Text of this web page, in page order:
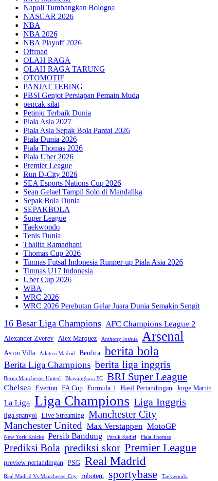
Napoli Tumbangkan Bologna
NASCAR 2026
NBA
NBA 2026
NBA Playoff 2026
Offroad
OLAH RAGA
OLAH RAGA TARUNG
OTOMOTIF
PANJAT TEBING
PBSI Genjot Persiapan Pemain Muda
pencak silat
Petinju Terbaik Dunia
Piala Asia 2027
Piala Asia Sepak Bola Pantai 2026
Piala Dunia 2026
Piala Thomas 2026
Piala Uber 2026
Premier League
Run D-City 2026
SEA Esports Nations Cup 2026
Sean Gelael Tampil Solo di Mandalika
Sepak Bola Dunia
SEPAKBOLA
Super League
Taekwondo
Tenis Dunia
Thalita Ramadhani
Thomas Cup 2026
Timnas Futsal Indonesia Runner-up Piala Asia 2026
Timnas U17 Indonesia
Uber Cup 2026
WBA
WRC 2026
WRC 2026 Perebutan Gelar Juara Dunia Semakin Sengit
16 Besar Liga Champions AFC Champions League 2
Alexander Zverev Alex Marquez Anthony Joshua Arsenal
Aston Villa Atletico Madrid Benfica berita bola
Berita Liga Champions berita liga inggris
Berita Manchester United Bhayangkara FC BRI Super League
Chelsea Everton FA Cup Formula 1 Hasil Pertandingan Jorge Martin
La Liga Liga Champions Liga Inggris
liga spanyol Live Streaming Manchester City
Manchester United Max Verstappen MotoGP
New York Knicks Persib Bandung Persik Kediri Piala Thomas
Prediksi Bola prediksi skor Premier League
preview pertandingan PSG Real Madrid
Real Madrid Vs Manchester City robotent sportybase Taekwondo